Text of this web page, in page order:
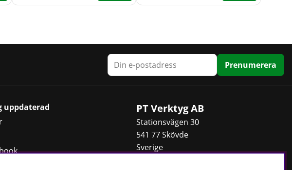
Prenumerera
uppdaterad
PT Verktyg AB
Stationsvägen 30
541 77 Skövde
Sverige